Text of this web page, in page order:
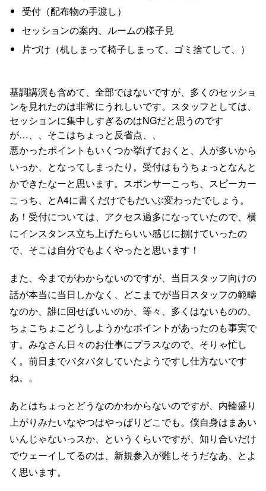
受付（配布物の手渡し）
セッションの案内、ルームの様子見
片づけ（机しまって椅子しまって、ゴミ捨てして、）
基調講演も含めて、全部ではないですが、多くのセッショ
ンを見れたのは非常にうれしいです。スタッフとしては、
セッションに集中しすぎるのはNGだと思うのです
が…、、そこはちょっと反省点、、
悪かったポイントもいくつか挙げておくと、人が多いから
いっか、となってしまったり。受付はもうちょっとなんと
かできたなーと思います。スポンサーこっち、スピーカー
こっち、とA4に書くだけでもだいぶ変わったでしょう。
あ！受付については、アクセス過多になっていたので、横
にインスタンス立ち上げたらいい感じに捌けていったの
で、そこは自分でもよくやったと思います！
また、今までがわからないのですが、当日スタッフ向けの
話が本当に当日しかなく、どこまでが当日スタッフの範疇
なのか、誰に回せばいいのか、等々、多くはないものの、
ちょこちょこどうしようかなポイントがあったのも事実で
す。みなさん日々のお仕事にプラスなので、そりゃ忙し
く。前日までバタバタしていたようですし仕方ないです
ね。。
あとはちょっとどうなのかわからないのですが、内輪盛り
上がりみたいなやつはやっぱりどこでも。僕自身はまあい
いんじゃないっスか、というくらいですが、知り合いだけ
でウェーイしてるのは、新規参入が難しそうだなあ、とよ
く思います。